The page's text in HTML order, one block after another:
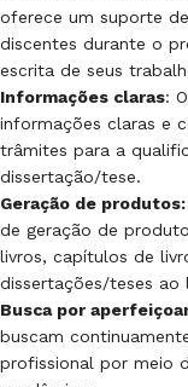
oferece um suporte
discentes durante o
escrita de seus
Informações claras:
informações claras e
trâmites para a
dissertação/tese.
Geração de produtos:
de geração de
livros, capítulos de
dissertações/teses ao
Busca por
buscam
profissional por meio